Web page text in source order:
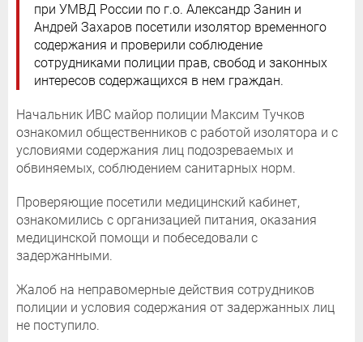
при УМВД России по г.о. Александр Занин и
Андрей Захаров посетили изолятор временного
содержания и проверили соблюдение
сотрудниками полиции прав, свобод и законных
интересов содержащихся в нем граждан.
Начальник ИВС майор полиции Максим Тучков
ознакомил общественников с работой изолятора и с
условиями содержания лиц подозреваемых и
обвиняемых, соблюдением санитарных норм.
Проверяющие посетили медицинский кабинет,
ознакомились с организацией питания, оказания
медицинской помощи и побеседовали с
задержанными.
Жалоб на неправомерные действия сотрудников
полиции и условия содержания от задержанных лиц
не поступило.